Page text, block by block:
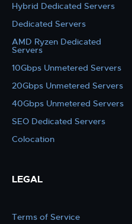
Hybrid Dedicated Servers
Dedicated Servers
AMD Ryzen Dedicated
Servers
10Gbps Unmetered Servers
20Gbps Unmetered Servers
40Gbps Unmetered Servers
SEO Dedicated Servers
Colocation
LEGAL
Terms of Service